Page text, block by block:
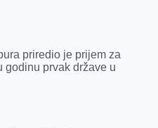
s
l
priredio je prijem za
godinu prvak države u